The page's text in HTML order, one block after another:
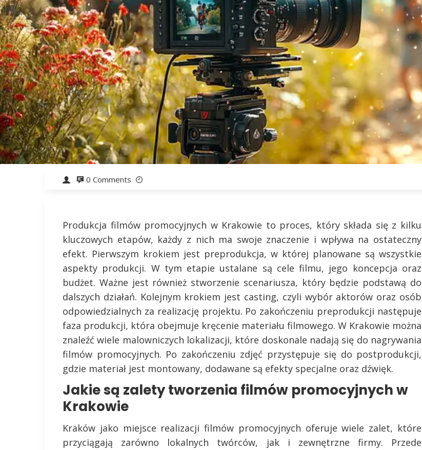
0 Comments
Produkcja filmów promocyjnych w Krakowie to proces, który składa się z kilku
kluczowych etapów, każdy z nich ma swoje znaczenie i wpływa na ostateczny
efekt. Pierwszym krokiem jest preprodukcja, w której planowane są wszystkie
aspekty produkcji. W tym etapie ustalane są cele filmu, jego koncepcja oraz
budżet. Ważne jest również stworzenie scenariusza, który będzie podstawą do
dalszych działań. Kolejnym krokiem jest casting, czyli wybór aktorów oraz osób
odpowiedzialnych za realizację projektu. Po zakończeniu preprodukcji następuje
faza produkcji, która obejmuje kręcenie materiału filmowego. W Krakowie można
znaleźć wiele malowniczych lokalizacji, które doskonale nadają się do nagrywania
filmów promocyjnych. Po zakończeniu zdjęć przystępuje się do postprodukcji,
gdzie materiał jest montowany, dodawane są efekty specjalne oraz dźwięk.
Jakie są zalety tworzenia filmów promocyjnych w
Krakowie
Kraków jako miejsce realizacji filmów promocyjnych oferuje wiele zalet, które
przyciągają zarówno lokalnych twórców, jak i zewnętrzne firmy. Przede